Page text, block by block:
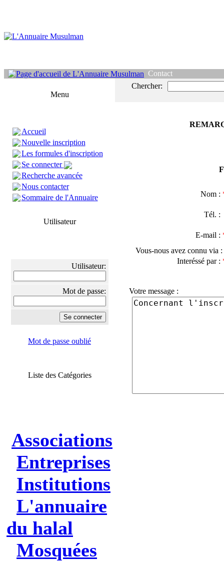
Contact
Menu
Accueil
Nouvelle inscription
Les formules d'inscription
Se connecter
Recherche avancée
Nous contacter
Sommaire de l'Annuaire
Utilisateur
Utilisateur:
Mot de passe:
Mot de passe oublié
Liste des Catégories
Associations
Entreprises
Institutions
L'annuaire
du halal
Mosquées
Chercher:
Nom :
Tél.
E-mail :
Vous-nous avez connu via
Interéssé par :
Votre message :